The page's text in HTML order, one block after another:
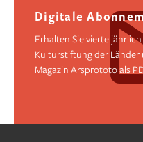
Digitale
Erhalten Sie
Kulturstiftung der
Magazin Arsprototo als